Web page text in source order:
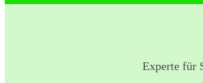
Experte für